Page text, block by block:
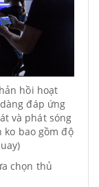
hồi hoạt
đáp ứng
và phát sóng
bao gồm độ
chọn thủ